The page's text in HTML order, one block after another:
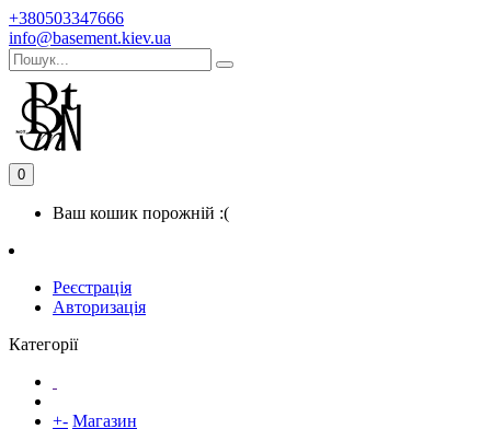
+380503347666
info@basement.kiev.ua
0
Ваш кошик порожній :(
Реєстрація
Авторизація
Категорії
+- Магазин